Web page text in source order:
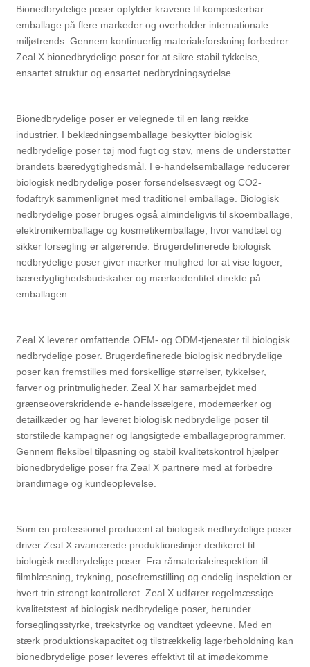
Bionedbrydelige poser opfylder kravene til komposterbar
emballage på flere markeder og overholder internationale
miljøtrends. Gennem kontinuerlig materialeforskning forbedrer
Zeal X bionedbrydelige poser for at sikre stabil tykkelse,
ensartet struktur og ensartet nedbrydningsydelse.
Bionedbrydelige poser er velegnede til en lang række
industrier. I beklædningsemballage beskytter biologisk
nedbrydelige poser tøj mod fugt og støv, mens de understøtter
brandets bæredygtighedsmål. I e-handelsemballage reducerer
biologisk nedbrydelige poser forsendelsesvægt og CO2-
fodaftryk sammenlignet med traditionel emballage. Biologisk
nedbrydelige poser bruges også almindeligvis til skoemballage,
elektronikemballage og kosmetikemballage, hvor vandtæt og
sikker forsegling er afgørende. Brugerdefinerede biologisk
nedbrydelige poser giver mærker mulighed for at vise logoer,
bæredygtighedsbudskaber og mærkeidentitet direkte på
emballagen.
Zeal X leverer omfattende OEM- og ODM-tjenester til biologisk
nedbrydelige poser. Brugerdefinerede biologisk nedbrydelige
poser kan fremstilles med forskellige størrelser, tykkelser,
farver og printmuligheder. Zeal X har samarbejdet med
grænseoverskridende e-handelssælgere, modemærker og
detailkæder og har leveret biologisk nedbrydelige poser til
storstilede kampagner og langsigtede emballageprogrammer.
Gennem fleksibel tilpasning og stabil kvalitetskontrol hjælper
bionedbrydelige poser fra Zeal X partnere med at forbedre
brandimage og kundeoplevelse.
Som en professionel producent af biologisk nedbrydelige poser
driver Zeal X avancerede produktionslinjer dedikeret til
biologisk nedbrydelige poser. Fra råmaterialeinspektion til
filmblæsning, trykning, posefremstilling og endelig inspektion er
hvert trin strengt kontrolleret. Zeal X udfører regelmæssige
kvalitetstest af biologisk nedbrydelige poser, herunder
forseglingsstyrke, trækstyrke og vandtæt ydeevne. Med en
stærk produktionskapacitet og tilstrækkelig lagerbeholdning kan
bionedbrydelige poser leveres effektivt til at imødekomme